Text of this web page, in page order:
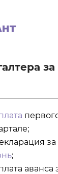
за
;
аванса